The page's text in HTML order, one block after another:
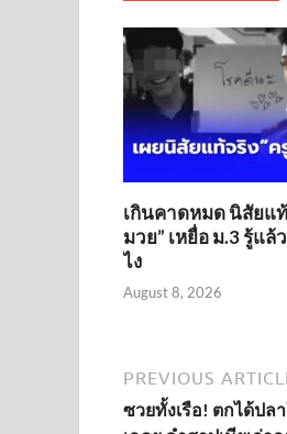
เกินคาดหมด นิสัยแ
มวย” เหยื่อ ม.3 รู้แล้
ไง
August 8, 2026
PREVIOUS
ซวยทั้งเรือ! ตกได้ปล